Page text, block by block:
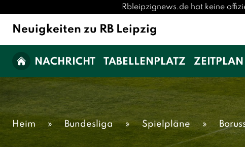
Rbleipzignews.de hat keine
Neuigkeiten zu RB Leipzig
NACHRICHT TABELLENPLATZ ZEITPLAN
Heim » Bundesliga » Spielpläne »